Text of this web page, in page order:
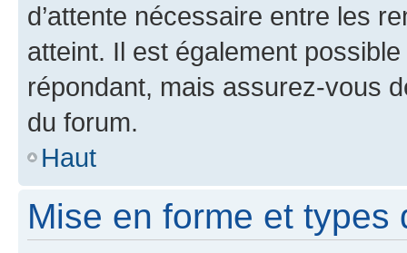
d’attente nécessaire entre les
atteint. Il est également
répondant, mais assurez-vous
du forum.
Haut
Mise en forme et types